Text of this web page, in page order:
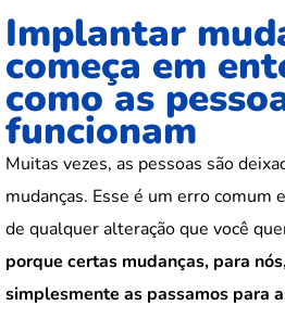
Implantar
começa em
como as
funcionam
Muitas vezes, as pessoas são
mudanças. Esse é um erro comum
de qualquer alteração que você
porque certas mudanças, para
simplesmente as passamos para